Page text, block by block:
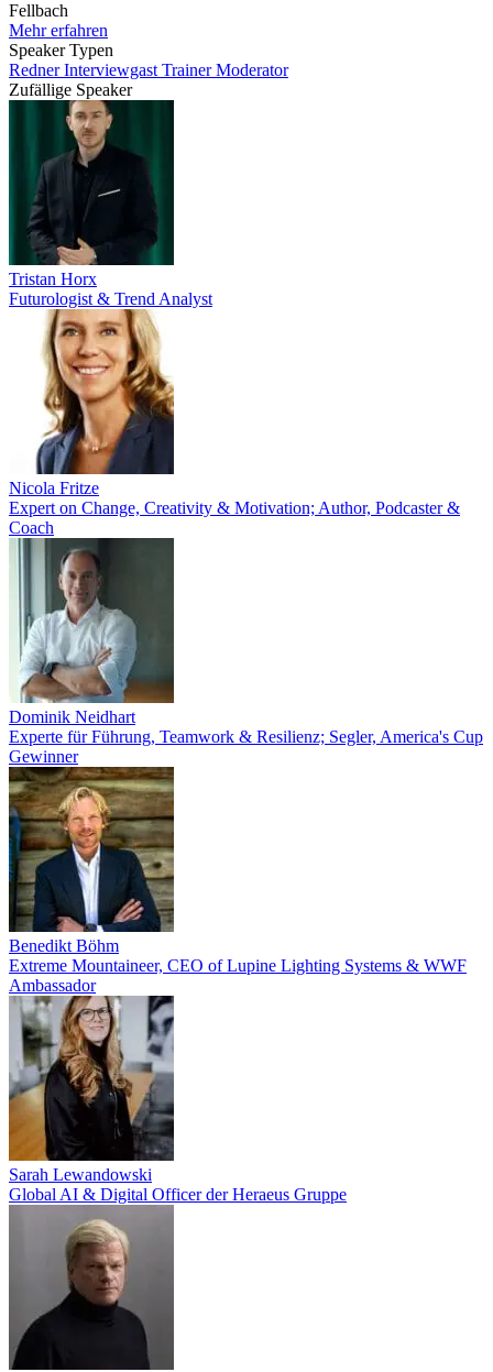
Fellbach
Mehr erfahren
Speaker Typen
RednerInterviewgast TrainerModerator
Zufällige Speaker
Tristan Horx
Futurologist & Trend Analyst
Nicola Fritze
Expert on Change, Creativity & Motivation; Author, Podcaster &
Coach
Dominik Neidhart
Experte für Führung, Teamwork & Resilienz; Segler, America's Cup
Gewinner
Benedikt Böhm
Extreme Mountaineer, CEO of Lupine Lighting Systems & WWF
Ambassador
Sarah Lewandowski
Global AI & Digital Officer der Heraeus Gruppe